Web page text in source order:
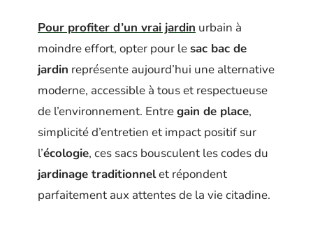
Pour profiter d’un vrai jardin urbain à
moindre effort, opter pour lesac bac de
jardin représente aujourd’hui une alternative
moderne, accessible à tous et respectueuse
de l’environnement. Entregain de place,
simplicité d’entretien et impact positif sur
l’écologie, ces sacs bousculent les codes du
jardinage traditionnelet répondent
parfaitement aux attentes de la vie citadine.